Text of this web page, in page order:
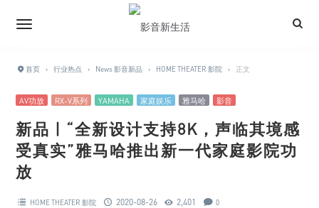
首页 › 行业热点 › News 影音新品 › HOME THEATER 影院 › 正文
AV功放 RX-V系列 YAMAHA 家庭娱乐 雅马哈 影音
新品 | “全新设计支持8K，声临其境感
受真实”雅马哈推出新一代家庭影院功
放
HOME THEATER 影院 2020-08-26 2,401 0